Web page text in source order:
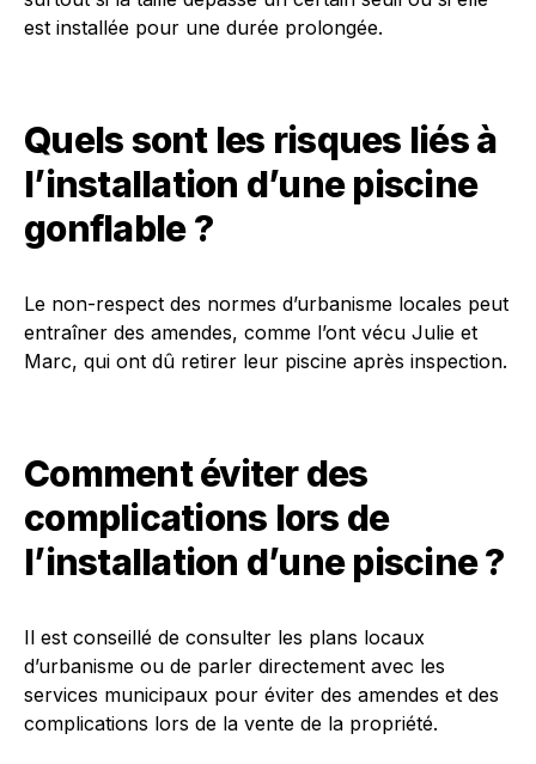
est installée pour une durée prolongée.
Quels sont les risques liés à
l’installation d’une piscine
gonflable ?
Le non-respect des normes d’urbanisme locales peut
entraîner des amendes, comme l’ont vécu Julie et
Marc, qui ont dû retirer leur piscine après inspection.
Comment éviter des
complications lors de
l’installation d’une piscine ?
Il est conseillé de consulter les plans locaux
d’urbanisme ou de parler directement avec les
services municipaux pour éviter des amendes et des
complications lors de la vente de la propriété.